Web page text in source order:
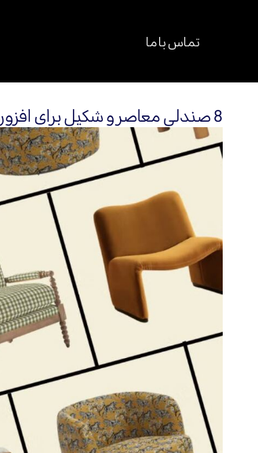
تماس با ما
8 صندلی معاصر و شکیل برای افزوردن زیبایی در فضا